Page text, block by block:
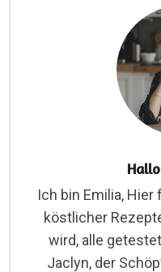
Ich bin Emilia,
köstlicher
wird, alle
Jaclyn, der